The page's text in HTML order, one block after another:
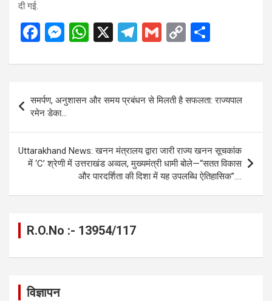
दी गई.
F
ce
b
o
o
k
M
se
g
er
W
at
s
A
p
p
X
T
e
gr
a
m
G
ail
C
py
n
k
ar
navigation
समर्पण, अनुशासन और समय प्रबंधन से मिलती है सफलता: राज्यपाल
रमेन डेका…
Uttarakhand News: खनन मंत्रालय द्वारा जारी राज्य खनन सूचकांक
में ‘C’ श्रेणी में उत्तराखंड अव्वल, मुख्यमंत्री धामी बोले—“सतत विकास
और पारदर्शिता की दिशा में यह उपलब्धि ऐतिहासिक”….
R.O.No :- 13954/117
विज्ञापन